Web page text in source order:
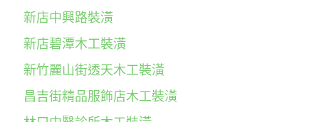
新店中興路裝潢
新店碧潭木工裝潢
新竹麗山街透天木工裝潢
昌吉街精品服飾店木工裝潢